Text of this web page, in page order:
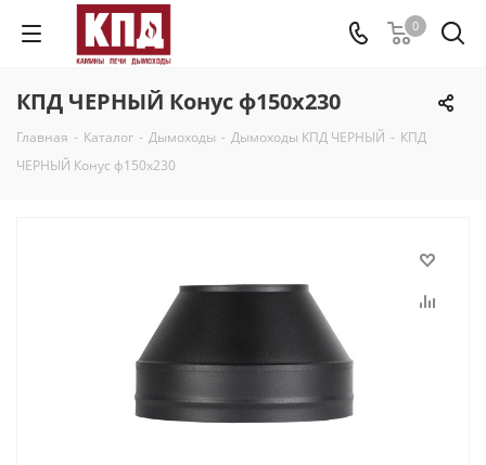
0
КПД ЧЕРНЫЙ Конус ф150х230
Главная - Каталог - Дымоходы - Дымоходы КПД ЧЕРНЫЙ - КПД
ЧЕРНЫЙ Конус ф150х230